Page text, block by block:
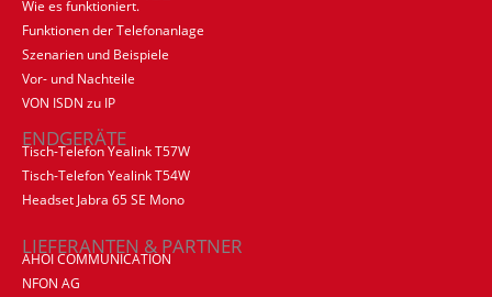
Wie es funktioniert.
Funktionen der Telefonanlage
Szenarien und Beispiele
Vor- und Nachteile
VON ISDN zu IP
ENDGERÄTE
Tisch-Telefon Yealink T57W
Tisch-Telefon Yealink T54W
Headset Jabra 65 SE Mono
LIEFERANTEN & PARTNER
AHOI COMMUNICATION
NFON AG